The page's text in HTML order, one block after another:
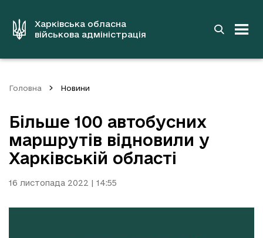
вмістуХарківська обласна
військова адміністрація
Головна Новини
Більше 100 автобусних
маршрутів відновили у
Харківській області
16 листопада 2022 | 14:55